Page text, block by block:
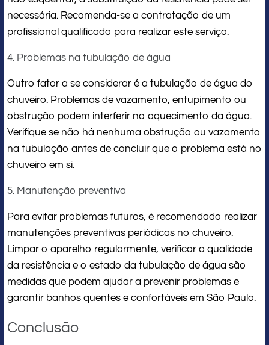
necessária. Recomenda-se a contratação de um
profissional qualificado para realizar este serviço.
4. Problemas na tubulação de água
Outro fator a se considerar é a tubulação de água do
chuveiro. Problemas de vazamento, entupimento ou
obstrução podem interferir no aquecimento da água.
Verifique se não há nenhuma obstrução ou vazamento
na tubulação antes de concluir que o problema está no
chuveiro em si.
5. Manutenção preventiva
Para evitar problemas futuros, é recomendado realizar
manutenções preventivas periódicas no chuveiro.
Limpar o aparelho regularmente, verificar a qualidade
da resistência e o estado da tubulação de água são
medidas que podem ajudar a prevenir problemas e
garantir banhos quentes e confortáveis em São Paulo.
Conclusão